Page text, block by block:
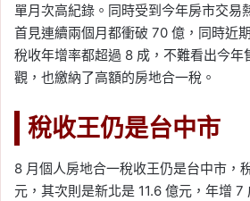
單月次高紀錄。同時受到今年房市交易
首見連續兩個月都衝破 70 億，同時近
稅收年增率都超過 8 成，不難看出今年
觀，也繳納了高額的房地合一稅。
稅收王仍是台中市
8 月個人房地合一稅收王仍是台中市，
元，其次則是新北是 11.6 億元，年增 7